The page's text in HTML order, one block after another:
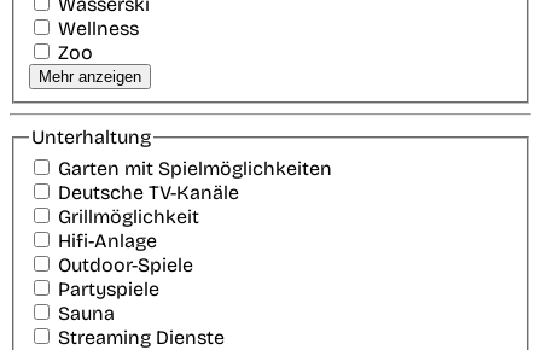
Wasserski
Wellness
Zoo
Mehr anzeigen
Unterhaltung
Garten mit Spielmöglichkeiten
Deutsche TV-Kanäle
Grillmöglichkeit
Hifi-Anlage
Outdoor-Spiele
Partyspiele
Sauna
Streaming Dienste